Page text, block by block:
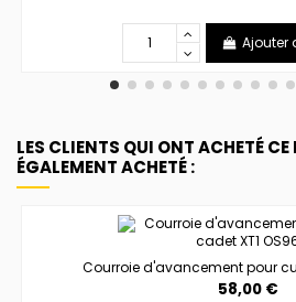
Ajouter
LES CLIENTS QUI ONT ACHETÉ
ÉGALEMENT ACHETÉ :
Courroie d'avancement pour
58,00 €